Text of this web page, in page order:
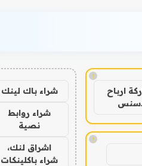
!
ارباح
!
شراء باك لينك
شراء روابط
نصية
اشراق لنك،
شراء باكلينكات